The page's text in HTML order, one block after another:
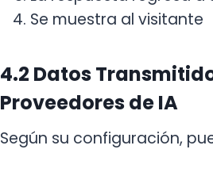
Se muestra al visitante
4.2 Datos
Proveedores de IA
Según su configuración,